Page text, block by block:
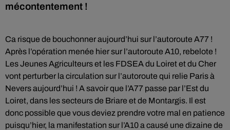
mécontentement !
Ca risque de bouchonner aujourd’hui sur l’autoroute A77 !
Après l’opération menée hier sur l’autoroute A10, rebelote !
Les Jeunes Agriculteurs et les FDSEA du Loiret et du Cher
vont perturber la circulation sur l’autoroute qui relie Paris à
Nevers aujourd’hui ! A savoir que l’A77 passe par l’Est du
Loiret, dans les secteurs de Briare et de Montargis. Il est
donc possible que vous deviez prendre votre mal en patience
puisqu’hier, la manifestation sur l’A10 a causé une dizaine de